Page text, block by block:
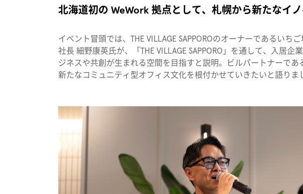
北海道初の WeWork 拠点として、札幌から新たなイ
イベント冒頭では、THE VILLAGE SAPPOROのオーナーであるいち
社長 細野康英氏が、「THE VILLAGE SAPPORO」を通して、入居企
ジネスや共創が生まれる空間を目指すと説明。ビルパートナーであ
新たなコミュニティ型オフィス文化を根付かせていきたいと語りま